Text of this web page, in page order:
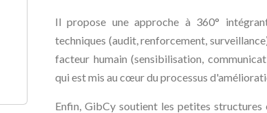
Il propose une approche à 360°
techniques (audit, renforcement,
facteur humain (sensibilisation,
qui est mis au cœur du processus
Enfin, GibCy soutient les petites structures